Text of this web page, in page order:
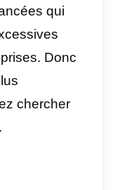
Il
dynamiser
que les
les tickets
vous permettent